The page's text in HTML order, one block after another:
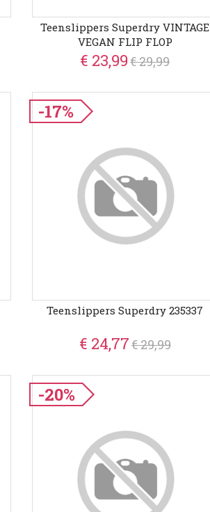
Teenslippers Superdry VINTAGE
VEGAN FLIP FLOP
€ 23,99€ 29,99
-17%
Teenslippers Superdry 235337
€ 24,77€ 29,99
-20%